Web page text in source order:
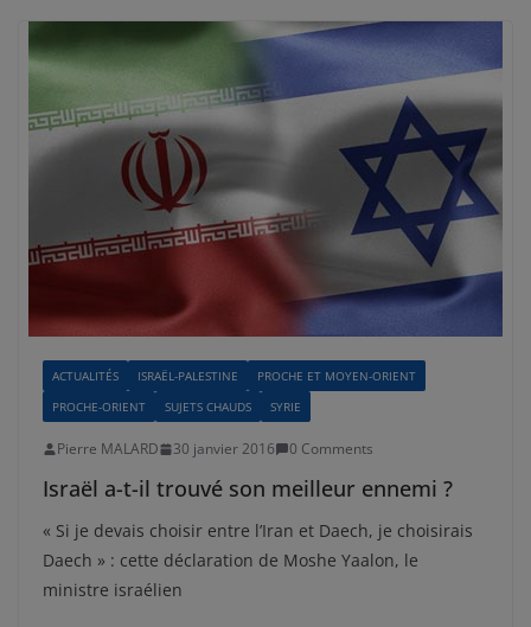
ACTUALITÉS ISRAËL-PALESTINE
PROCHE ET MOYEN-ORIENT
PROCHE-ORIENT
SUJETS CHAUDS SYRIE
Pierre MALARD 30 janvier 2016 0 Comments
Israël a-t-il trouvé son meilleur ennemi ?
« Si je devais choisir entre l’Iran et Daech, je choisirais
Daech » : cette déclaration de Moshe Yaalon, le
ministre israélien